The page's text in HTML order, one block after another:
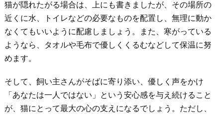
猫が隠れたがる場合は、上にも書きましたが、その場所の
近くに水、トイレなどの必要なものを配置し、無理に動か
なくてもいいように配慮しましょう。また、寒がっている
ようなら、タオルや毛布で優しくくるむなどして保温に努
めます。
そして、飼い主さんがそばに寄り添い、優しく声をかけ
「あなたは一人ではない」という安心感を与え続けること
が、猫にとって最大の心の支えになるでしょう。ただし、